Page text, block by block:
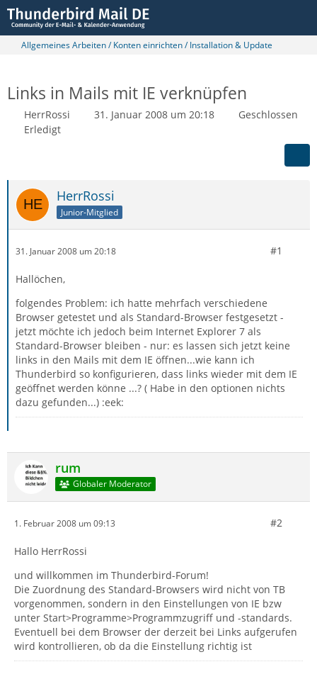
Allgemeines Arbeiten / Konten einrichten / Installation & Update
Links in Mails mit IE verknüpfen
HerrRossi 31. Januar 2008 um 20:18
Geschlossen
Erledigt
HerrRossi
Junior-Mitglied
31. Januar 2008 um 20:18 #1
Hallöchen,
folgendes Problem: ich hatte mehrfach verschiedene
Browser getestet und als Standard-Browser festgesetzt -
jetzt möchte ich jedoch beim Internet Explorer 7 als
Standard-Browser bleiben - nur: es lassen sich jetzt keine
links in den Mails mit dem IE öffnen...wie kann ich
Thunderbird so konfigurieren, dass links wieder mit dem IE
geöffnet werden könne ...? ( Habe in den optionen nichts
dazu gefunden...) :eek:
rum
Globaler Moderator
1. Februar 2008 um 09:13 #2
Hallo HerrRossi
und willkommen im Thunderbird-Forum!
Die Zuordnung des Standard-Browsers wird nicht von TB
vorgenommen, sondern in den Einstellungen von IE bzw
unter Start>Programme>Programmzugriff und -standards.
Eventuell bei dem Browser der derzeit bei Links aufgerufen
wird kontrollieren, ob da die Einstellung richtig ist